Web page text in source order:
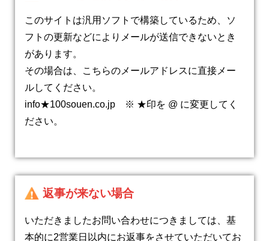
このサイトは汎用ソフトで構築しているため、ソ
フトの更新などによりメールが送信できないとき
があります。
その場合は、こちらのメールアドレスに直接メー
ルしてください。
info★100souen.co.jp ※ ★印を @ に変更してく
ださい。
返事が来ない場合
いただきましたお問い合わせにつきましては、基
本的に2営業日以内にお返事をさせていただいてお